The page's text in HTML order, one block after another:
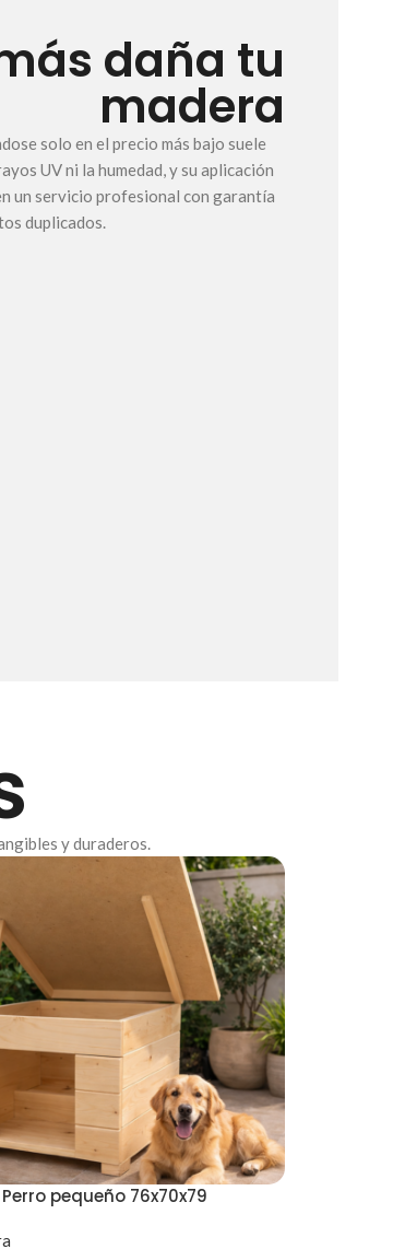
daña tu
madera
solo en el precio más bajo suele
UV ni la humedad, y su aplicación
un servicio profesional con garantía
duplicados.
y duraderos.
pequeño 76x70x79